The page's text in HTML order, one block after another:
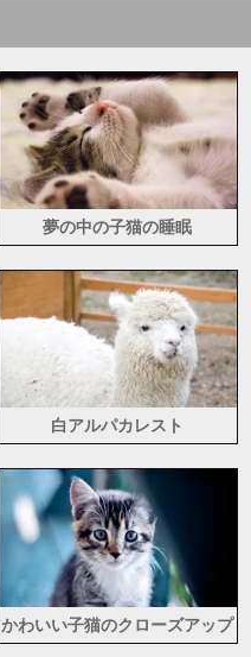
夢の中の子猫の睡眠
白アルパカレスト
かわいい子猫のクローズアップ